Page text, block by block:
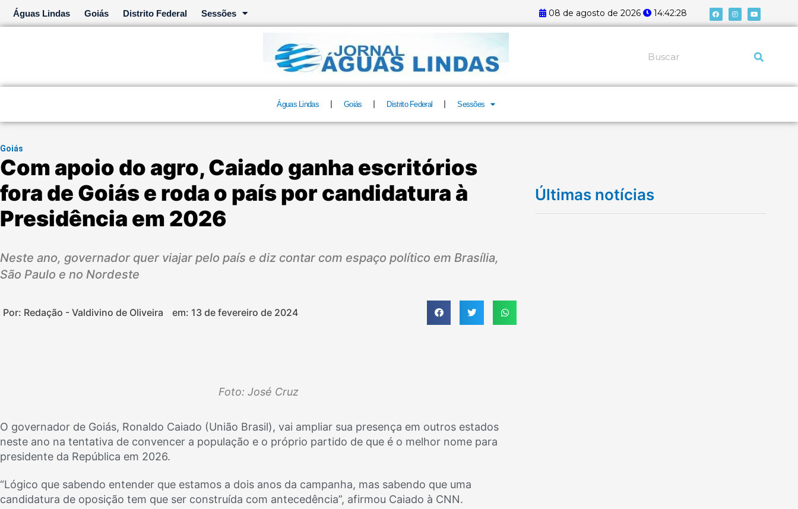
para
Águas Lindas Goiás Distrito Federal Sessões 08 de agosto de 2026 14:42:28 F
a
c
e
I
n
s
t
Y
o
u
t
Pesquisar
Águas Lindas Goiás Distrito Federal Sessões
Goiás
Com apoio do agro, Caiado ganha escritórios
fora de Goiás e roda o país por candidatura à
Presidência em 2026
Neste ano, governador quer viajar pelo país e diz contar com espaço político em Brasília,
São Paulo e no Nordeste
Por: Redação - Valdivino de Oliveira em: 13 de fevereiro de 2024
Foto: José Cruz
O governador de Goiás, Ronaldo Caiado (União Brasil), vai ampliar sua presença em outros estados
neste ano na tentativa de convencer a população e o próprio partido de que é o melhor nome para
presidente da República em 2026.
“Lógico que sabendo entender que estamos a dois anos da campanha, mas sabendo que uma
candidatura de oposição tem que ser construída com antecedência”, afirmou Caiado à CNN.
Últimas notícias